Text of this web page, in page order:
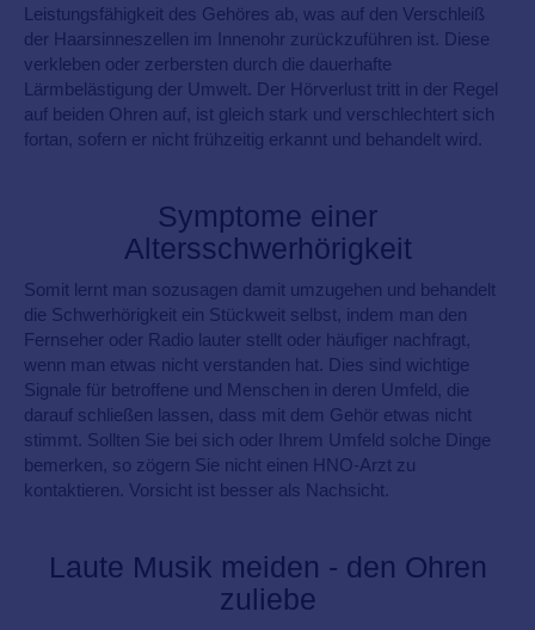
Leistungsfähigkeit des Gehöres ab, was auf den Verschleiß
der Haarsinneszellen im Innenohr zurückzuführen ist. Diese
verkleben oder zerbersten durch die dauerhafte
Lärmbelästigung der Umwelt. Der Hörverlust tritt in der Regel
auf beiden Ohren auf, ist gleich stark und verschlechtert sich
fortan, sofern er nicht frühzeitig erkannt und behandelt wird.
Symptome einer
Altersschwerhörigkeit
Somit lernt man sozusagen damit umzugehen und behandelt
die Schwerhörigkeit ein Stückweit selbst, indem man den
Fernseher oder Radio lauter stellt oder häufiger nachfragt,
wenn man etwas nicht verstanden hat. Dies sind wichtige
Signale für betroffene und Menschen in deren Umfeld, die
darauf schließen lassen, dass mit dem Gehör etwas nicht
stimmt. Sollten Sie bei sich oder Ihrem Umfeld solche Dinge
bemerken, so zögern Sie nicht einen HNO-Arzt zu
kontaktieren. Vorsicht ist besser als Nachsicht.
Laute Musik meiden - den Ohren
zuliebe